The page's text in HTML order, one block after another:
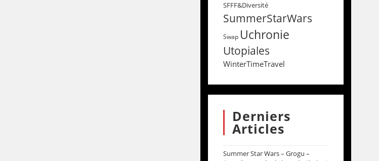
SFFF&Diversité
SummerStarWars
Swap Uchronie
Utopiales
WinterTimeTravel
Derniers
Articles
Summer Star Wars – Grogu –